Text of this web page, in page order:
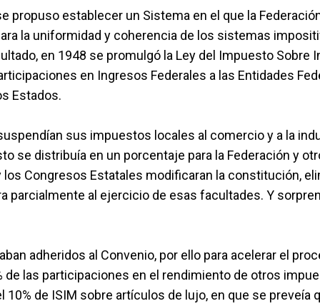
propuso establecer un Sistema en el que la
la uniformidad y coherencia de los sistemas
en 1948 se promulgó la Ley del Impuesto Sobre
en Ingresos Federales a las Entidades
Estados.
sus impuestos locales al comercio y a la
se distribuía en un porcentaje para la Federación y
los Congresos Estatales modificaran la constitución,
parcialmente al ejercicio de esas facultades. Y
adheridos al Convenio, por ello para acelerar el
de las participaciones en el rendimiento de otros
10% de ISIM sobre artículos de lujo, en que se